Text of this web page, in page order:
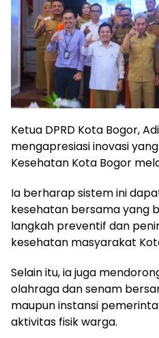
Ketua DPRD Kota Bogor,
mengapresiasi inovasi
Kesehatan Kota Bogor
Ia berharap sistem ini
kesehatan bersama yang
langkah preventif dan
kesehatan masyarakat
Selain itu, ia juga
olahraga dan senam
maupun instansi
aktivitas fisik warga.